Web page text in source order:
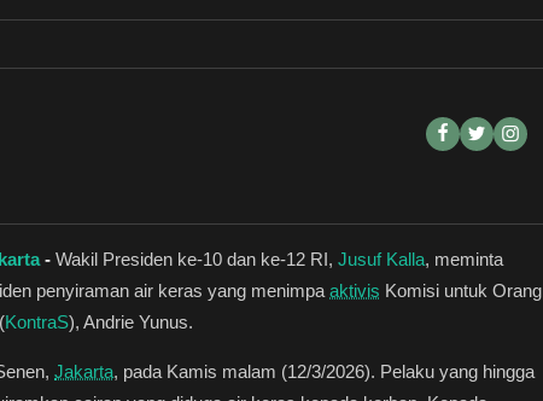
- Wakil Presiden ke-10 dan ke-12 RI, Jusuf Kalla, meminta
penyiraman air keras yang menimpa aktivis Komisi untuk Orang
KontraS), Andrie Yunus.
Jakarta, pada Kamis malam (12/3/2026). Pelaku yang hingga